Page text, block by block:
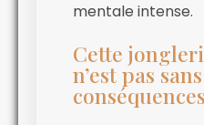
mentale intense.
Cette
n’est pas sans